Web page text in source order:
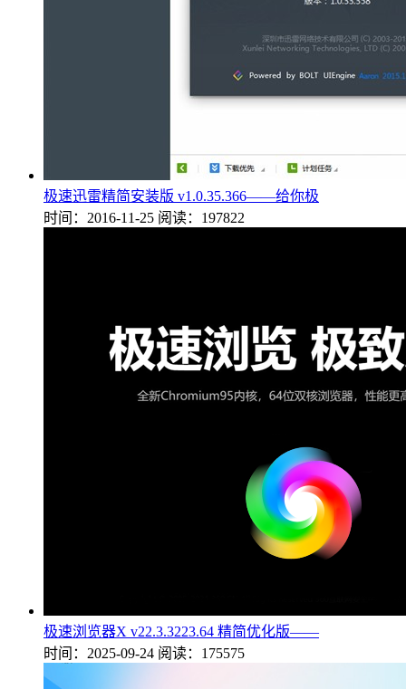
极速迅雷精简安装版 v1.0.35.366——给你极
时间：2016-11-25 阅读：197822
极速浏览器X v22.3.3223.64 精简优化版——
时间：2025-09-24 阅读：175575